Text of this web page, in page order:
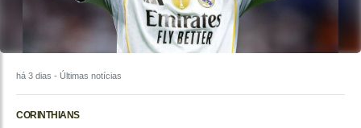
há 3 dias - Últimas notícias
CORINTHIANS